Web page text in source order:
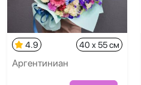
4.9 40 x 55 см
Аргентиниан